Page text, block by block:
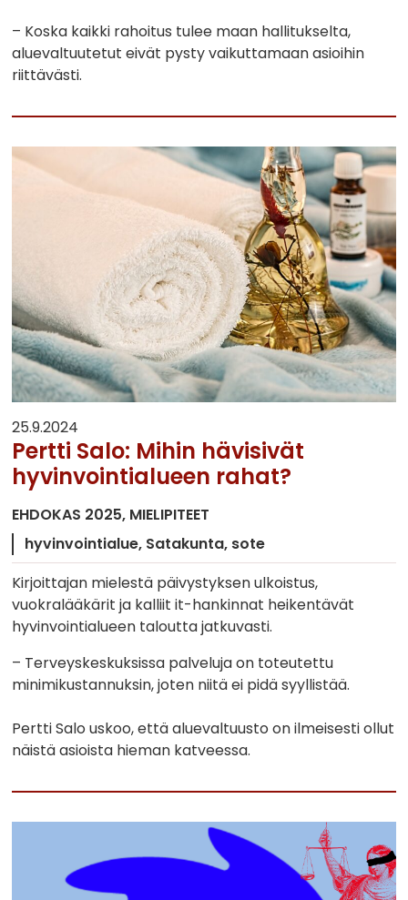
– Koska kaikki rahoitus tulee maan hallitukselta,
aluevaltuutetut eivät pysty vaikuttamaan asioihin
riittävästi.
25.9.2024
Pertti Salo: Mihin hävisivät
hyvinvointialueen rahat?
EHDOKAS 2025 MIELIPITEET
hyvinvointialue Satakunta sote
Kirjoittajan mielestä päivystyksen ulkoistus,
vuokralääkärit ja kalliit it-hankinnat heikentävät
hyvinvointialueen taloutta jatkuvasti.
– Terveyskeskuksissa palveluja on toteutettu
minimikustannuksin, joten niitä ei pidä syyllistää.
Pertti Salo uskoo, että aluevaltuusto on ilmeisesti ollut
näistä asioista hieman katveessa.